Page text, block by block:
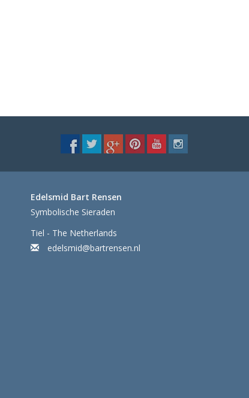
Edelsmid Bart Rensen
Symbolische Sieraden
Tiel - The Netherlands
edelsmid@bartrensen.nl